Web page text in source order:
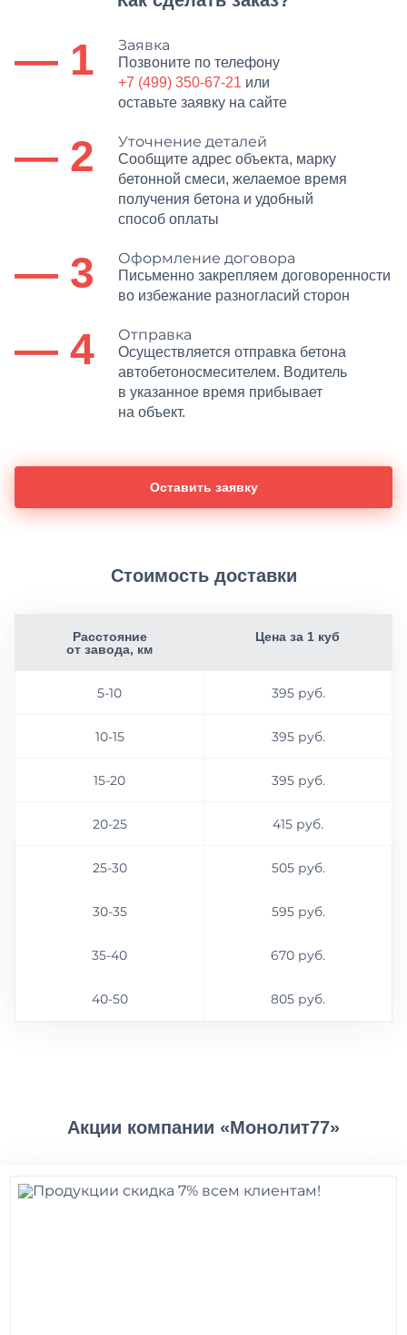
— 1 Заявка
Позвоните по телефону
+7 (499) 350-67-21 или
оставьте заявку на сайте
— 2 Уточнение деталей
Сообщите адрес объекта, марку
бетонной смеси, желаемое время
получения бетона и удобный
способ оплаты
— 3 Оформление договора
Письменно закрепляем договоренности
во избежание разногласий сторон
— 4 Отправка
Осуществляется отправка бетона
автобетоносмесителем. Водитель
в указанное время прибывает
на объект.
Оставить заявку
Стоимость доставки
Расстояние
от завода, км
Цена за 1 куб
5-10 395 руб.
10-15 395 руб.
15-20 395 руб.
20-25 415 руб.
25-30 505 руб.
30-35 595 руб.
35-40 670 руб.
40-50 805 руб.
Акции компании «Монолит77»